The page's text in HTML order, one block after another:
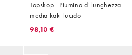
Topshop - Piumino di lunghezza
media kaki lucido
98,10 €